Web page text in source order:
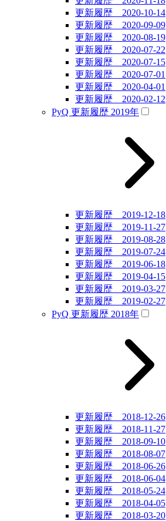
更新履歴 2020-10-14
更新履歴 2020-09-09
更新履歴 2020-08-19
更新履歴 2020-07-22
更新履歴 2020-07-15
更新履歴 2020-07-01
更新履歴 2020-04-01
更新履歴 2020-02-12
PyQ 更新履歴 2019年
更新履歴 2019-12-18
更新履歴 2019-11-27
更新履歴 2019-08-28
更新履歴 2019-07-24
更新履歴 2019-06-18
更新履歴 2019-04-15
更新履歴 2019-03-27
更新履歴 2019-02-27
PyQ 更新履歴 2018年
更新履歴 2018-12-26
更新履歴 2018-11-27
更新履歴 2018-09-10
更新履歴 2018-08-07
更新履歴 2018-06-26
更新履歴 2018-06-04
更新履歴 2018-05-24
更新履歴 2018-04-05
更新履歴 2018-03-20